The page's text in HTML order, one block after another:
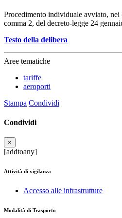
Procedimento individuale avviato,
comma 2, del decreto-legge 24
Testo della delibera
Aree tematiche
tariffe
aeroporti
Stampa Condividi
Condividi
×
[addtoany]
Attività di vigilanza
Accesso alle infrastrutture
Modalità di Trasporto